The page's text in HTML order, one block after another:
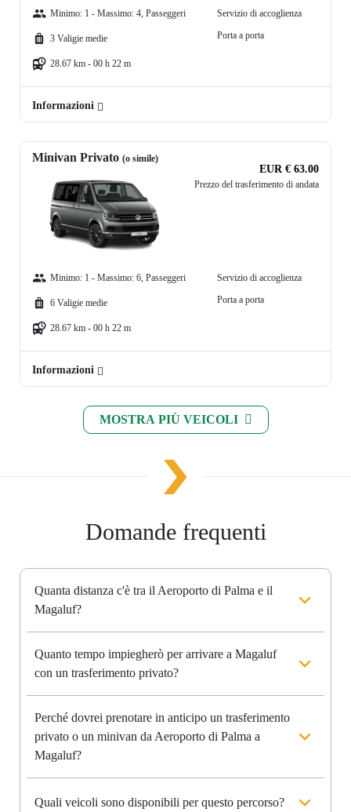
Minimo: 1 - Massimo: 4, Passeggeri
3 Valigie medie
28.67 km - 00 h 22 m
Servizio di accoglienza
Porta a porta
Informazioni
Minivan Privato (o simile)
EUR € 63.00
Prezzo del trasferimento di andata
Minimo: 1 - Massimo: 6, Passeggeri
6 Valigie medie
28.67 km - 00 h 22 m
Servizio di accoglienza
Porta a porta
Informazioni
MOSTRA PIÙ VEICOLI
Domande frequenti
Quanta distanza c'è tra il Aeroporto di Palma e il
Magaluf?
Quanto tempo impiegherò per arrivare a Magaluf
con un trasferimento privato?
Perché dovrei prenotare in anticipo un trasferimento
privato o un minivan da Aeroporto di Palma a
Magaluf?
Quali veicoli sono disponibili per questo percorso?